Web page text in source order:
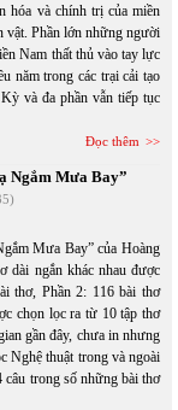
hóa và chính trị của miền
vật. Phần lớn những người
Nam thất thủ vào tay lực
năm trong các trại cải tạo
và đa phần vẫn tiếp tục
Đọc thêm
Ngắm Mưa Bay”
Mưa Bay” của Hoàng
dài ngắn khác nhau được
thơ, Phần 2: 116 bài thơ
chọn lọc ra từ 10 tập thơ
gần đây, chưa in nhưng
Nghệ thuật trong và ngoài
trong số những bài thơ